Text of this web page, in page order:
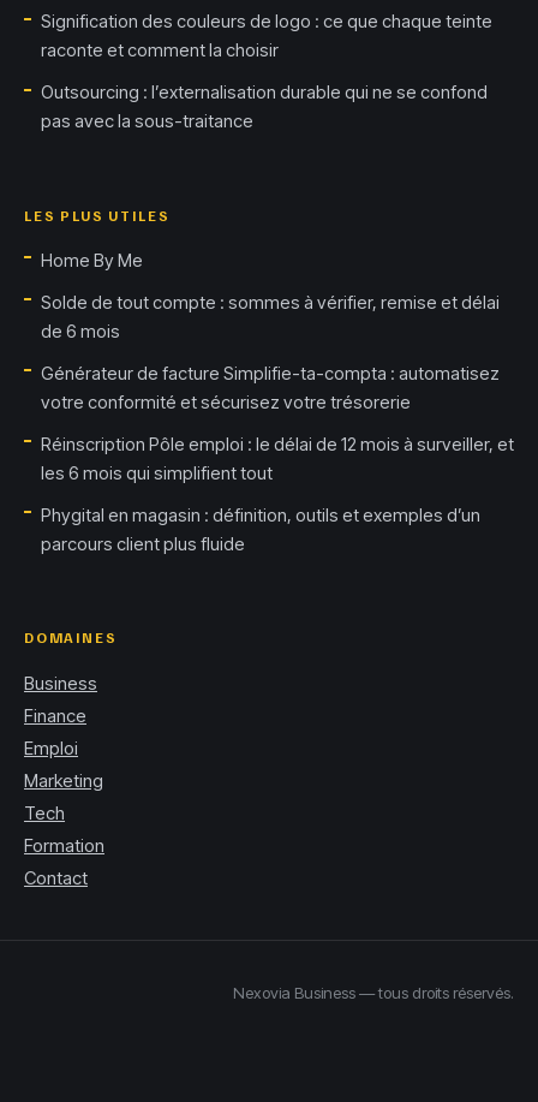
Signification des couleurs de logo : ce que chaque teinte
raconte et comment la choisir
Outsourcing : l’externalisation durable qui ne se confond
pas avec la sous-traitance
LES PLUS UTILES
Home By Me
Solde de tout compte : sommes à vérifier, remise et délai
de 6 mois
Générateur de facture Simplifie-ta-compta : automatisez
votre conformité et sécurisez votre trésorerie
Réinscription Pôle emploi : le délai de 12 mois à surveiller, et
les 6 mois qui simplifient tout
Phygital en magasin : définition, outils et exemples d’un
parcours client plus fluide
DOMAINES
Business
Finance
Emploi
Marketing
Tech
Formation
Contact
Nexovia Business — tous droits réservés.